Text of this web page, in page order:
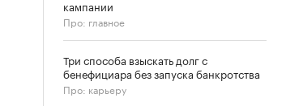
кампании
Про: главное
Три способа взыскать долг с
бенефициара без запуска банкротства
Про: карьеру